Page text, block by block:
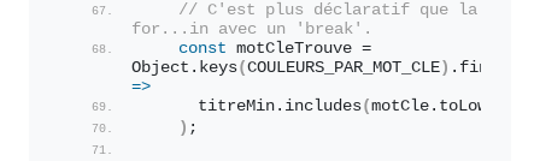
// C'est plus déclaratif que la
for...in avec un 'break'.
const motCleTrouve =
Object. keys(COULEURS_PAR_MOT_CLE ) . find
=>
      titreMin.
includes(motCle.
) ;